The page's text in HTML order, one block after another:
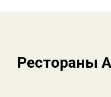
Рестораны